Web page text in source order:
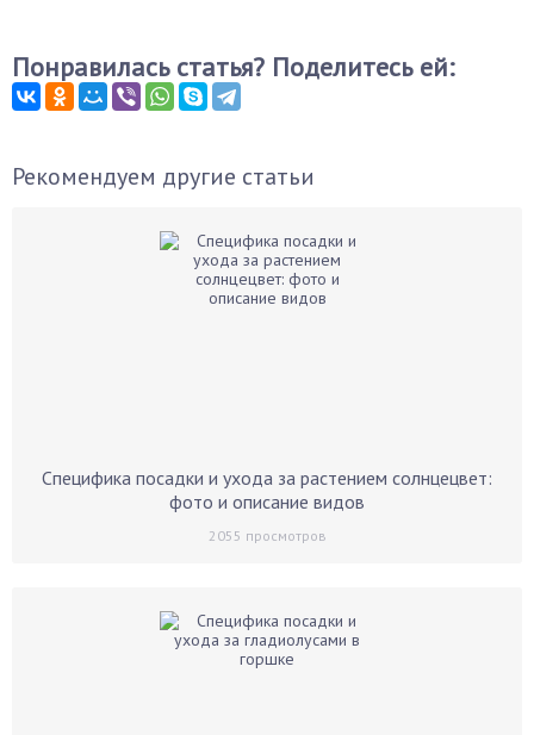
Понравилась статья? Поделитесь ей:
Рекомендуем другие статьи
Специфика посадки и ухода за растением солнцецвет:
фото и описание видов
2055 просмотров